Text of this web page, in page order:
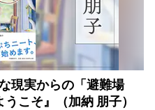
現実からの「避難場
こそ』（加納 朋子）